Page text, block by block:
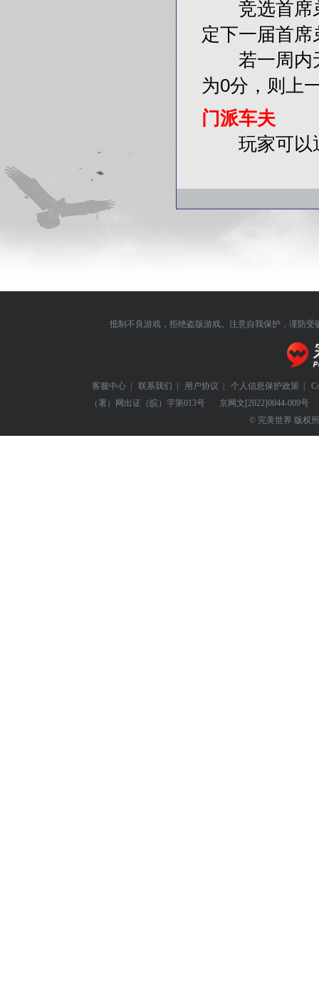
竞选首席弟
定下一届首
若一周内无
为0分，则上
门派车夫
玩家可以通
抵制不良游戏，拒绝盗版游戏。注意自我保护，谨防受
客服中心 | 联系我们 | 用户协议 | 个人信息保护政策 |
（署）网出证（皖）字第013号
京网文[2022]0044-009号
© 完美世界 版权所